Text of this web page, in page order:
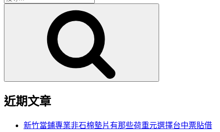
近期文章
新竹當鋪專業非石棉墊片有那些荷重元選擇台中票貼借